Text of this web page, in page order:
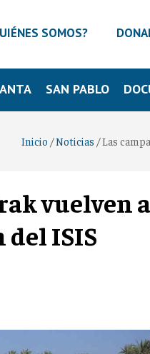
SOMOS?
SAN PABLO
Inicio /Noticias /Las
vuelven a
del ISIS